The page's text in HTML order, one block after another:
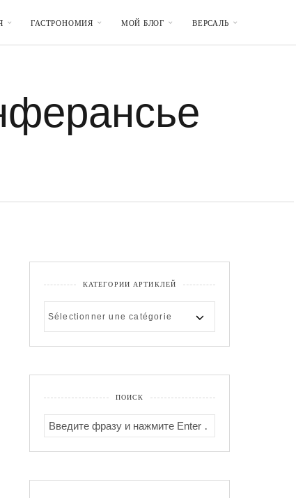
ГАСТРОНОМИЯ МОЙ БЛОГ ВЕРСАЛЬ
КАТЕГОРИИ АРТИКЛЕЙ
АРТИКЛЕЙ
ПОИСК
FOR: